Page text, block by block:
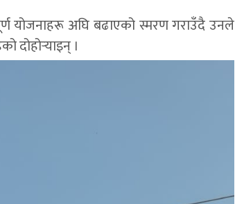
योजनाहरू अघि बढाएको स्मरण गराउँदै उनले
दोहोर्‍याइन् ।